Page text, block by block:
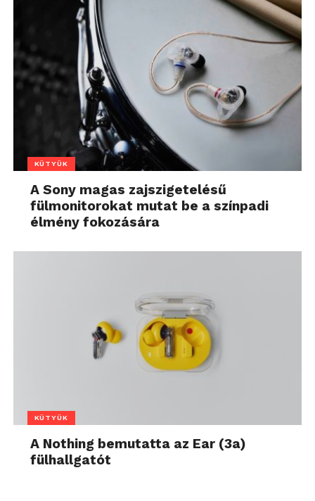
KÜTYÜK
A Sony magas zajszigetelésű
fülmonitorokat mutat be a színpadi
élmény fokozására
KÜTYÜK
A Nothing bemutatta az Ear (3a)
fülhallgatót